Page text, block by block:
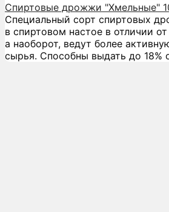
Спиртовые дрожжи "Хмельные"
Специальный сорт спиртовых
в спиртовом настое в отличии
а наоборот, ведут более
сырья. Способны выдать до 18%